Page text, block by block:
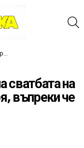
сватбата на
въпреки че